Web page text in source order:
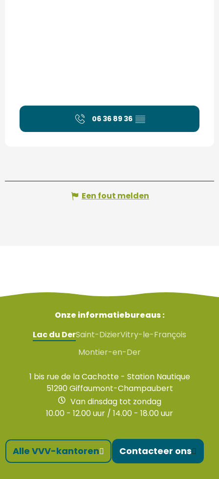
06 36 89 36 ▒▒
Een fout melden
Onze informatiebureaus :
Lac du DerSaint-DizierVitry-le-François
Montier-en-Der
1 bis rue de la Cachotte - Station Nautique
51290 Giffaumont-Champaubert
Van dinsdag tot zondag
10.00 - 12.00 uur / 14.00 - 18.00 uur
Alle VVV-kantoren Contacteer ons